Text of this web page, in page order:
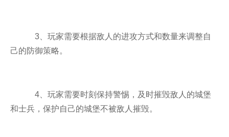
3、玩家需要根据敌人的进攻方式和数量来调整自
己的防御策略。
4、玩家需要时刻保持警惕，及时摧毁敌人的城堡
和士兵，保护自己的城堡不被敌人摧毁。